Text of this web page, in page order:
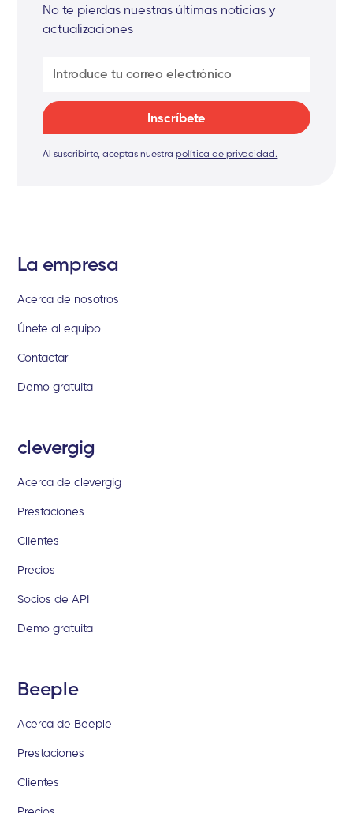
No te pierdas nuestras últimas noticias y
actualizaciones
Al suscribirte, aceptas nuestrapolítica de privacidad.
La empresa
Acerca de nosotros
Únete al equipo
Contactar
Demo gratuita
clevergig
Acerca de clevergig
Prestaciones
Clientes
Precios
Socios de API
Demo gratuita
Beeple
Acerca de Beeple
Prestaciones
Clientes